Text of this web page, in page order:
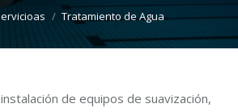
Tratamiento de Agua
de equipos de suavización,